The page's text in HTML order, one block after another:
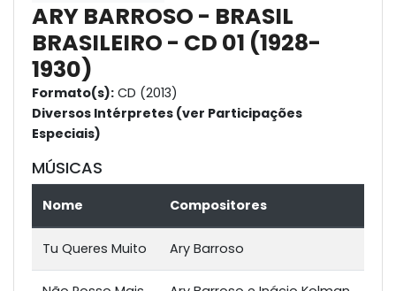
ARY BARROSO - BRASIL
BRASILEIRO - CD 01 (1928-
1930)
Formato(s): CD (2013)
Diversos Intérpretes (ver Participações
Especiais)
MÚSICAS
Nome Compositores
Tu Queres Muito Ary Barroso